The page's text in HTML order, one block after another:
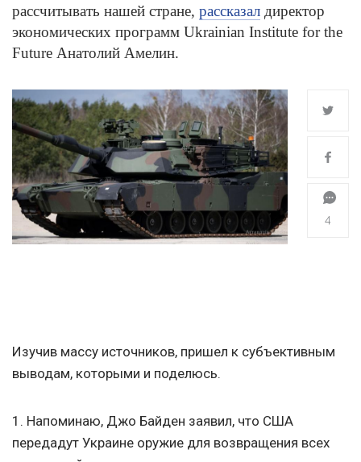
рассчитывать нашей стране, рассказал директор
экономических программ Ukrainian Institute for the
Future Анатолий Амелин.
4
Изучив массу источников, пришел к субъективным
выводам, которыми и поделюсь.
1. Напоминаю, Джо Байден заявил, что США
передадут Украине оружие для возвращения всех